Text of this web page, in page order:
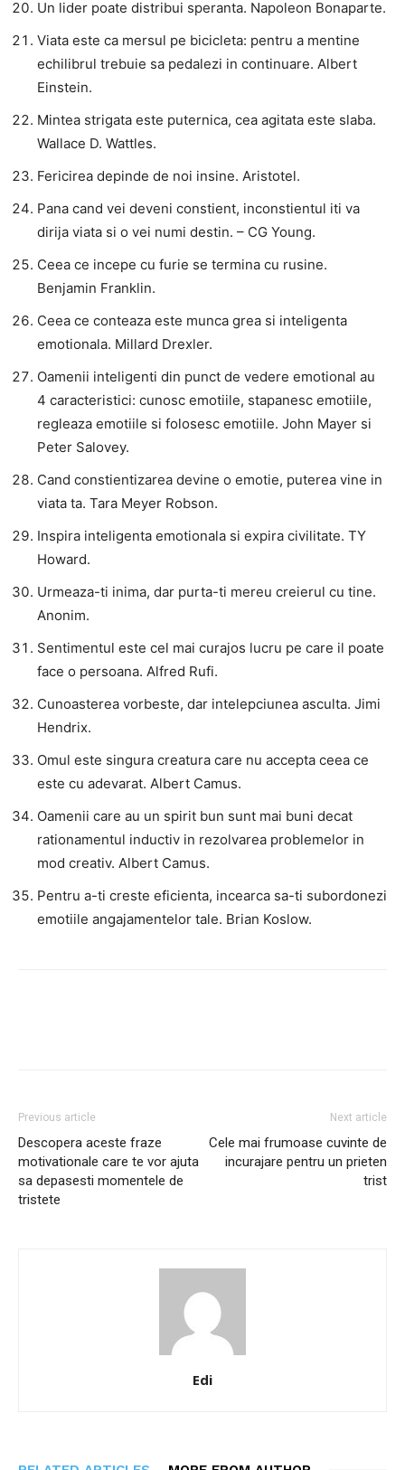
Un lider poate distribui speranta. Napoleon Bonaparte.
Viata este ca mersul pe bicicleta: pentru a mentine
echilibrul trebuie sa pedalezi in continuare. Albert
Einstein.
Mintea strigata este puternica, cea agitata este slaba.
Wallace D. Wattles.
Fericirea depinde de noi insine. Aristotel.
Pana cand vei deveni constient, inconstientul iti va
dirija viata si o vei numi destin. – CG Young.
Ceea ce incepe cu furie se termina cu rusine.
Benjamin Franklin.
Ceea ce conteaza este munca grea si inteligenta
emotionala. Millard Drexler.
Oamenii inteligenti din punct de vedere emotional au
4 caracteristici: cunosc emotiile, stapanesc emotiile,
regleaza emotiile si folosesc emotiile. John Mayer si
Peter Salovey.
Cand constientizarea devine o emotie, puterea vine in
viata ta. Tara Meyer Robson.
Inspira inteligenta emotionala si expira civilitate. TY
Howard.
Urmeaza-ti inima, dar purta-ti mereu creierul cu tine.
Anonim.
Sentimentul este cel mai curajos lucru pe care il poate
face o persoana. Alfred Rufi.
Cunoasterea vorbeste, dar intelepciunea asculta. Jimi
Hendrix.
Omul este singura creatura care nu accepta ceea ce
este cu adevarat. Albert Camus.
Oamenii care au un spirit bun sunt mai buni decat
rationamentul inductiv in rezolvarea problemelor in
mod creativ. Albert Camus.
Pentru a-ti creste eficienta, incearca sa-ti subordonezi
emotiile angajamentelor tale. Brian Koslow.
Previous article
Descopera aceste fraze
motivationale care te vor ajuta
sa depasesti momentele de
tristete
Next article
Cele mai frumoase cuvinte de
incurajare pentru un prieten
trist
Edi